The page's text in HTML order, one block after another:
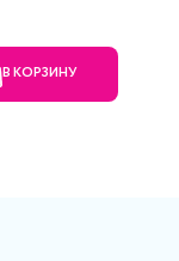
В КОРЗИНУ